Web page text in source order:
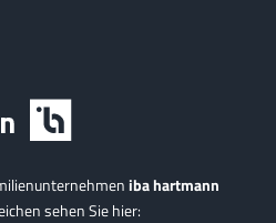
iba hartmann
sehen Sie hier: